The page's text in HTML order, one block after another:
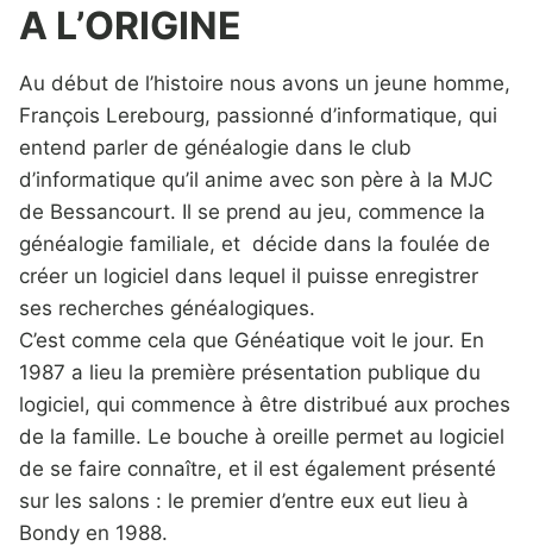
A L’ORIGINE
Au début de l’histoire nous avons un jeune homme,
François Lerebourg, passionné d’informatique, qui
entend parler de généalogie dans le club
d’informatique qu’il anime avec son père à la MJC
de Bessancourt. Il se prend au jeu, commence la
généalogie familiale, et décide dans la foulée de
créer un logiciel dans lequel il puisse enregistrer
ses recherches généalogiques.
C’est comme cela que Généatique voit le jour. En
1987 a lieu la première présentation publique du
logiciel, qui commence à être distribué aux proches
de la famille. Le bouche à oreille permet au logiciel
de se faire connaître, et il est également présenté
sur les salons : le premier d’entre eux eut lieu à
Bondy en 1988.